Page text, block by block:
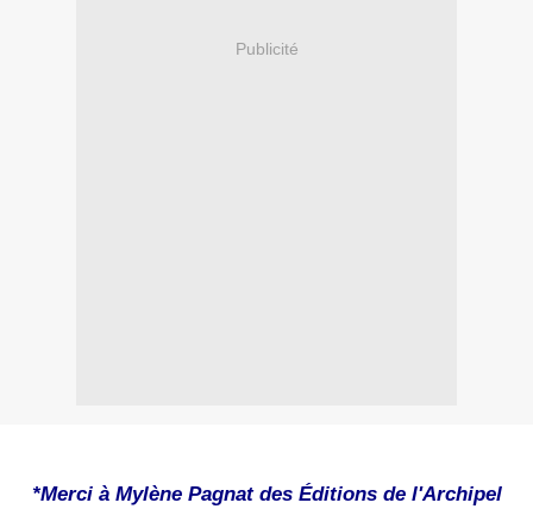
Publicité
*Merci à Mylène Pagnat des Éditions de l'Archipel